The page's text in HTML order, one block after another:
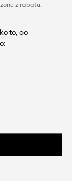
z rabatu.
to, co